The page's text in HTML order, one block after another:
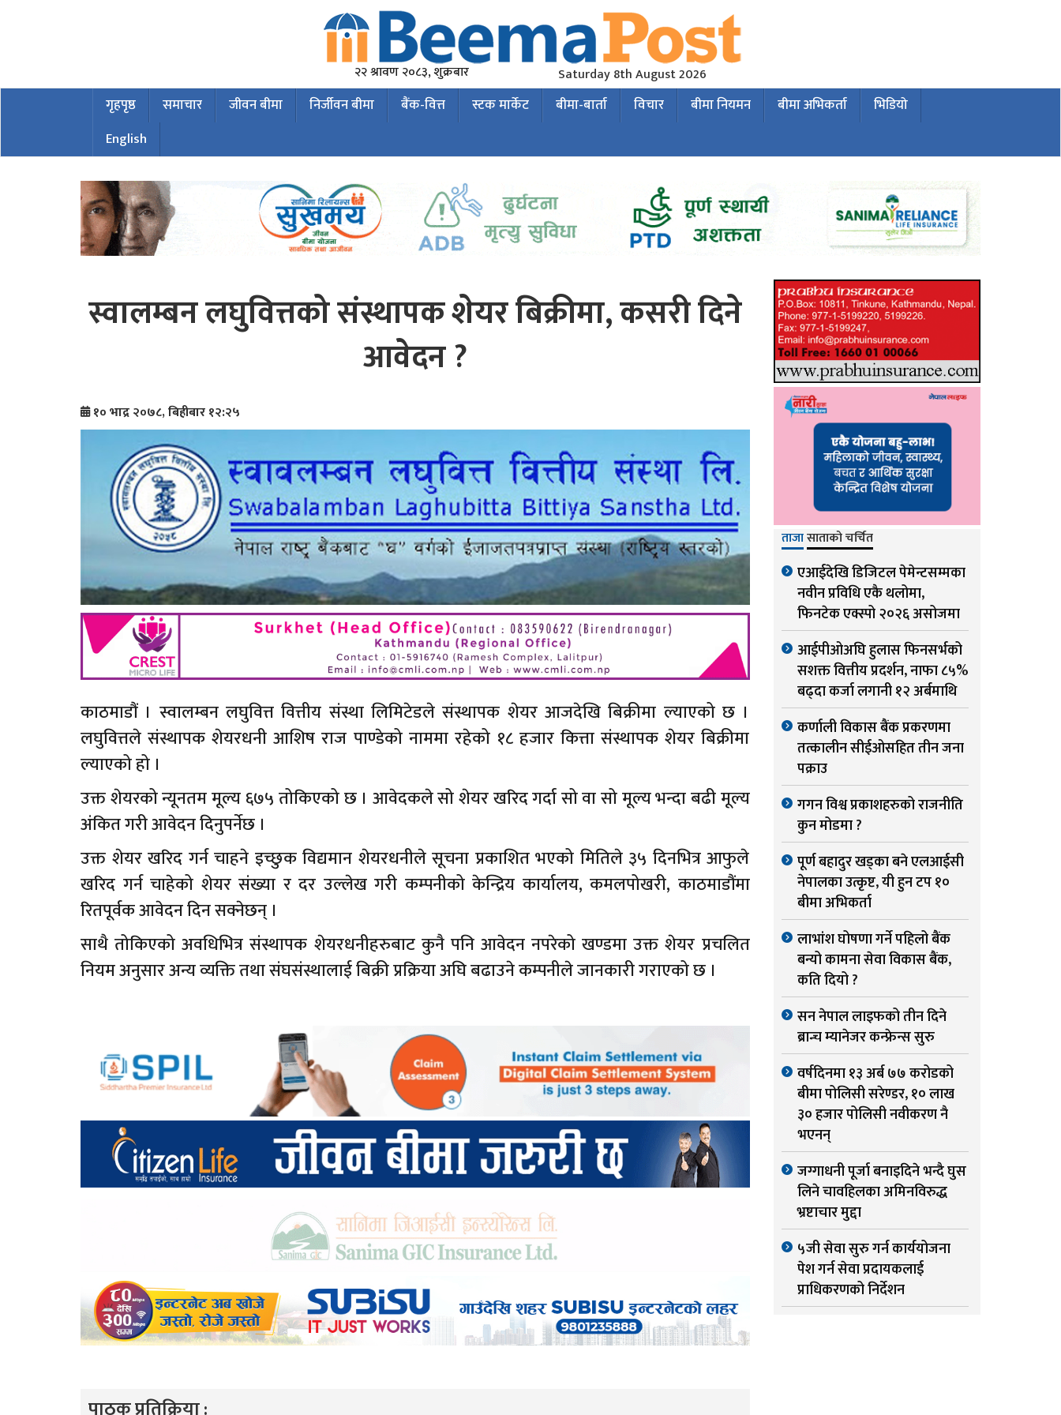
२२ श्रावण २०८३, शुक्रबार Saturday 8th August 2026
गृहपृष्ठ समाचार जीवन बीमा निर्जीवन बीमा बैंक-वित्त स्टक मार्केट बीमा-बार्ता विचार बीमा नियमन बीमा अभिकर्ता
भिडियो
English
स्वालम्बन लघुवित्तको संस्थापक शेयर बिक्रीमा, कसरी दिने
आवेदन ?
१० भाद्र २०७८, बिहीबार १२:२५
काठमाडौं । स्वालम्बन लघुवित्त वित्तीय संस्था लिमिटेडले संस्थापक शेयर आजदेखि बिक्रीमा ल्याएको छ ।
लघुवित्तले संस्थापक शेयरधनी आशिष राज पाण्डेको नाममा रहेको १८ हजार कित्ता संस्थापक शेयर बिक्रीमा
ल्याएको हो ।
उक्त शेयरको न्यूनतम मूल्य ६७५ तोकिएको छ । आवेदकले सो शेयर खरिद गर्दा सो वा सो मूल्य भन्दा बढी मूल्य
अंकित गरी आवेदन दिनुपर्नेछ ।
उक्त शेयर खरिद गर्न चाहने इच्छुक विद्यमान शेयरधनीले सूचना प्रकाशित भएको मितिले ३५ दिनभित्र आफुले
खरिद गर्न चाहेको शेयर संख्या र दर उल्लेख गरी कम्पनीको केन्द्रिय कार्यालय, कमलपोखरी, काठमाडौंमा
रितपूर्वक आवेदन दिन सक्नेछन् ।
साथै तोकिएको अवधिभित्र संस्थापक शेयरधनीहरुबाट कुनै पनि आवेदन नपरेको खण्डमा उक्त शेयर प्रचलित
नियम अनुसार अन्य व्यक्ति तथा संघसंस्थालाई बिक्री प्रक्रिया अघि बढाउने कम्पनीले जानकारी गराएको छ ।
ताजासाताको चर्चित
एआईदेखि डिजिटल पेमेन्टसम्मका
नवीन प्रविधि एकै थलोमा,
फिनटेक एक्स्पो २०२६ असोजमा
आईपीओअघि हुलास फिनसर्भको
सशक्त वित्तीय प्रदर्शन, नाफा ८५%
बढ्दा कर्जा लगानी १२ अर्बमाथि
कर्णाली विकास बैंक प्रकरणमा
तत्कालीन सीईओसहित तीन जना
पक्राउ
गगन विश्व प्रकाशहरुको राजनीति
कुन मोडमा ?
पूर्ण बहादुर खड्का बने एलआईसी
नेपालका उत्कृष्ट, यी हुन टप १०
बीमा अभिकर्ता
लाभांश घोषणा गर्ने पहिलो बैंक
बन्यो कामना सेवा विकास बैंक,
कति दियो ?
सन नेपाल लाइफको तीन दिने
ब्रान्च म्यानेजर कन्फ्रेन्स सुरु
वर्षदिनमा १३ अर्ब ७७ करोडको
बीमा पोलिसी सरेण्डर, १० लाख
३० हजार पोलिसी नवीकरण नै
भएनन्
जग्गाधनी पूर्जा बनाइदिने भन्दै घुस
लिने चावहिलका अमिनविरुद्ध
भ्रष्टाचार मुद्दा
५जी सेवा सुरु गर्न कार्ययोजना
पेश गर्न सेवा प्रदायकलाई
प्राधिकरणको निर्देशन